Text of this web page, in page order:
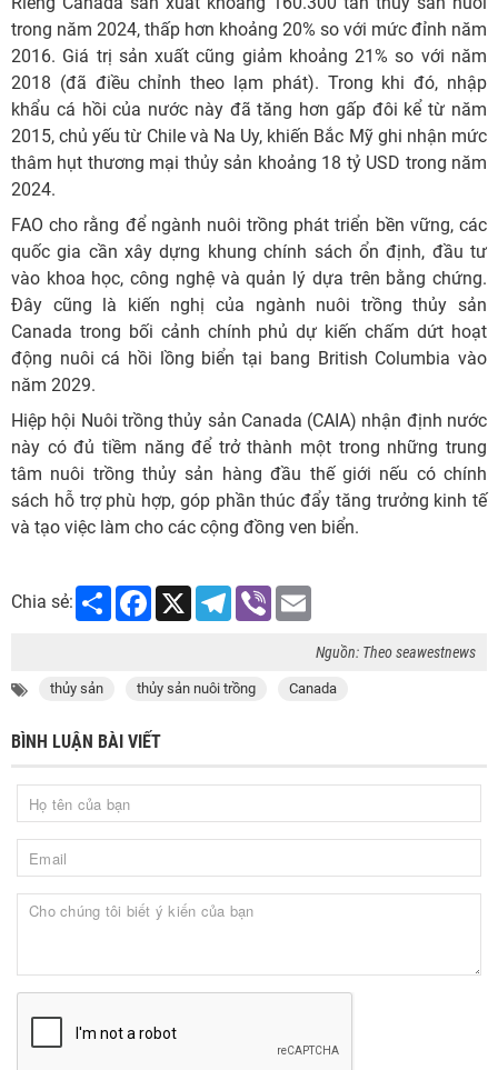
trong năm 2024, thấp hơn khoảng 20% so với mức đỉnh năm
2016. Giá trị sản xuất cũng giảm khoảng 21% so với năm
2018 (đã điều chỉnh theo lạm phát). Trong khi đó, nhập
khẩu cá hồi của nước này đã tăng hơn gấp đôi kể từ năm
2015, chủ yếu từ Chile và Na Uy, khiến Bắc Mỹ ghi nhận mức
thâm hụt thương mại thủy sản khoảng 18 tỷ USD trong năm
2024.
FAO cho rằng để ngành nuôi trồng phát triển bền vững, các
quốc gia cần xây dựng khung chính sách ổn định, đầu tư
vào khoa học, công nghệ và quản lý dựa trên bằng chứng.
Đây cũng là kiến nghị của ngành nuôi trồng thủy sản
Canada trong bối cảnh chính phủ dự kiến chấm dứt hoạt
động nuôi cá hồi lồng biển tại bang British Columbia vào
năm 2029.
Hiệp hội Nuôi trồng thủy sản Canada (CAIA) nhận định nước
này có đủ tiềm năng để trở thành một trong những trung
tâm nuôi trồng thủy sản hàng đầu thế giới nếu có chính
sách hỗ trợ phù hợp, góp phần thúc đẩy tăng trưởng kinh tế
và tạo việc làm cho các cộng đồng ven biển.
Chia sẻ: Share Facebook
X Telegram
Viber
Nguồn: Theo seawestnews
thủy sản thủy sản nuôi trồng Canada
BÌNH LUẬN BÀI VIẾT